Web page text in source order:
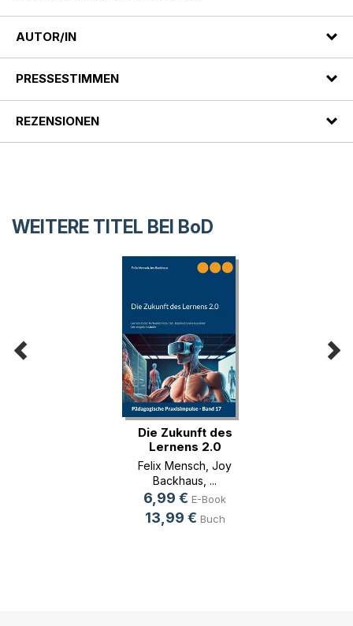
AUTOR/IN
PRESSESTIMMEN
REZENSIONEN
WEITERE TITEL BEI BoD
Die Zukunft des
Lernens 2.0
Felix Mensch Joy
Backhaus , ...
6,99 € E-Book
13,99 € Buch